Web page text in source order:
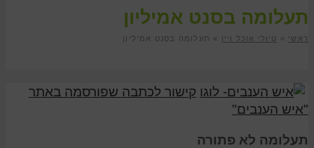
תעלומה בסנט אמיליון
ראשי » טיולי אוכל ויין » תעלומה בסנט אמיליון
קישור לכתבה שפורסמה באתר
"איש הענבים"
תעלומה לא פתורה